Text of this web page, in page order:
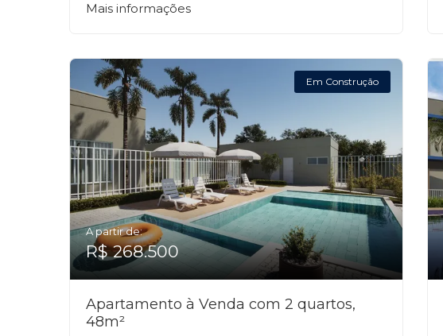
Mais informações
Em Construção
A partir de:
R$ 268.500
Apartamento à Venda com 2 quartos,
48m²